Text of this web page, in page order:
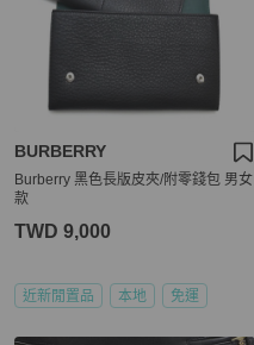
BURBERRY
Burberry 黑色長版皮夾/附零錢包 男女
款
TWD 9,000
近新閒置品 本地 免運